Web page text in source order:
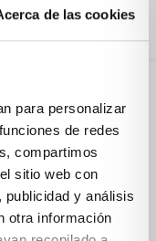
de las cookies
para personalizar
de redes
compartimos
sitio web con
y análisis
otra información